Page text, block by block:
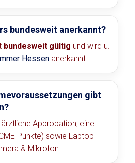
bundesweit anerkannt?
bundesweit gültig und wird u.
Hessen anerkannt.
gibt
Approbation, eine
Punkte) sowie Laptop
& Mikrofon.